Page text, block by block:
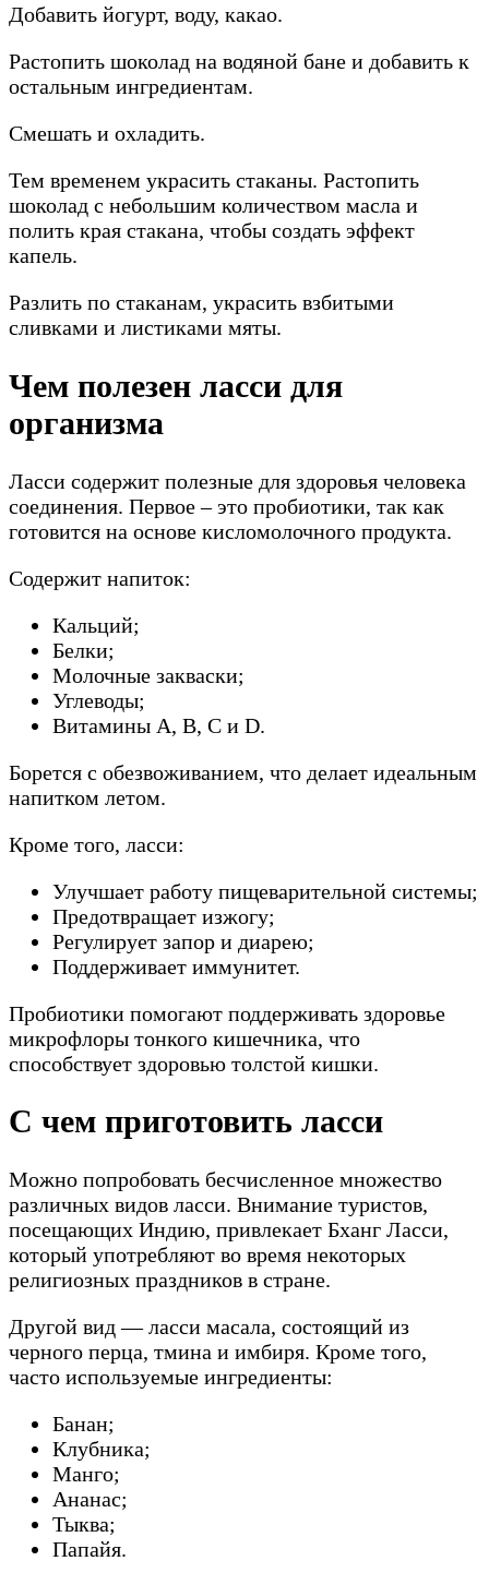
Добавить йогурт, воду, какао.
Растопить шоколад на водяной бане и добавить к
остальным ингредиентам.
Смешать и охладить.
Тем временем украсить стаканы. Растопить
шоколад с небольшим количеством масла и
полить края стакана, чтобы создать эффект
капель.
Разлить по стаканам, украсить взбитыми
сливками и листиками мяты.
Чем полезен ласси для
организма
Ласси содержит полезные для здоровья человека
соединения. Первое – это пробиотики, так как
готовится на основе кисломолочного продукта.
Содержит напиток:
Кальций;
Белки;
Молочные закваски;
Углеводы;
Витамины А, В, С и D.
Борется с обезвоживанием, что делает идеальным
напитком летом.
Кроме того, ласси:
Улучшает работу пищеварительной системы;
Предотвращает изжогу;
Регулирует запор и диарею;
Поддерживает иммунитет.
Пробиотики помогают поддерживать здоровье
микрофлоры тонкого кишечника, что
способствует здоровью толстой кишки.
С чем приготовить ласси
Можно попробовать бесчисленное множество
различных видов ласси. Внимание туристов,
посещающих Индию, привлекает Бханг Ласси,
который употребляют во время некоторых
религиозных праздников в стране.
Другой вид — ласси масала, состоящий из
черного перца, тмина и имбиря. Кроме того,
часто используемые ингредиенты:
Банан;
Клубника;
Манго;
Ананас;
Тыква;
Папайя.